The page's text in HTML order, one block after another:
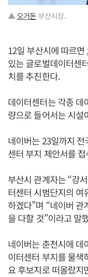
▲오거돈 부산시장.
12일 부산시에 따르면
있는 글로벌데이터센
치를 추진한다.
데이터센터는 각종 데
량으로 들어서는 시설
네이버는 23일까지
센터 부지 제안서를
부산시 관계자는 “강
터센터 시범단지의 여
하겠다”며 “네이버 관
을 다할 것”이라고 말
네이버는 춘천시에 데
이터센터 부지를 물색
요 후보지로 떠올랐지